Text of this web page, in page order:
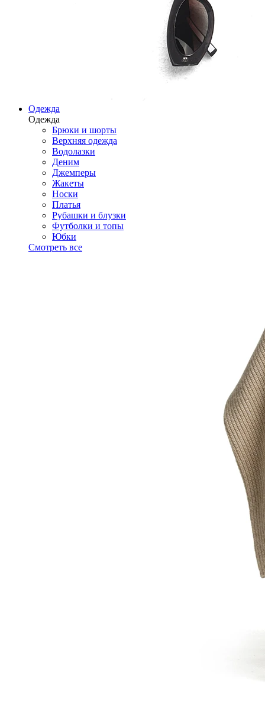
Одежда
Одежда
Брюки и шорты
Верхняя одежда
Водолазки
Деним
Джемперы
Жакеты
Носки
Платья
Рубашки и блузки
Футболки и топы
Юбки
Смотреть все